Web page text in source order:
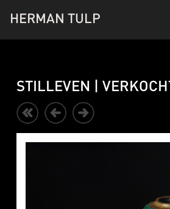
HERMAN TULP
STILLEVEN | VERKOCHT